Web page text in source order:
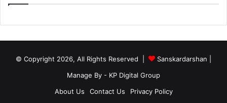
© Copyright 2026, All Rights Reserved | Sanskardarshan
Manage By - KP Digital Group
About Us
Contact Us Privacy Policy